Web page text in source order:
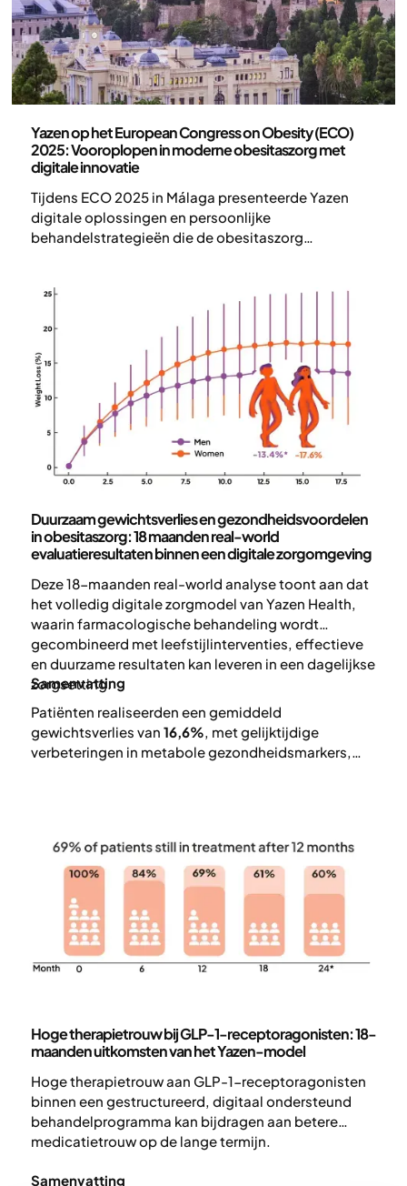
Yazen op het European Congress on Obesity (ECO)
2025: Vooroplopen in moderne obesitaszorg met
digitale innovatie
Tijdens ECO 2025 in Málaga presenteerde Yazen
digitale oplossingen en persoonlijke
behandelstrategieën die de obesitaszorg
Duurzaam gewichtsverlies en gezondheidsvoordelen
in obesitaszorg: 18 maanden real-world
evaluatieresultaten binnen een digitale zorgomgeving
Deze 18-maanden real-world analyse toont aan dat
het volledig digitale zorgmodel van Yazen Health,
waarin farmacologische behandeling wordt
gecombineerd met leefstijlinterventies, effectieve
en duurzame resultaten kan leveren in een dagelijkse
zorgsetting.
Samenvatting
Patiënten realiseerden een gemiddeld
gewichtsverlies van 16,6%, met gelijktijdige
verbeteringen in metabole gezondheidsmarkers,
12 maanden in het programma.De resultaten zijn
vergelijkbaar met uitkomsten uit RCT’s zoals de
Hoge therapietrouw bij GLP-1-receptoragonisten: 18-
maanden uitkomsten van het Yazen-model
Hoge therapietrouw aan GLP-1-receptoragonisten
binnen een gestructureerd, digitaal ondersteund
behandelprogramma kan bijdragen aan betere
medicatietrouw op de lange termijn.
Samenvatting